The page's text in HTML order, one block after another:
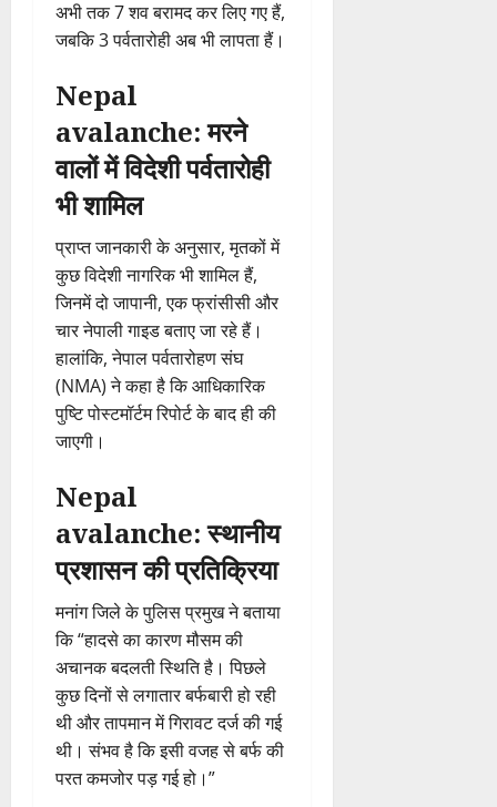
अभी तक 7 शव बरामद कर लिए गए हैं,
जबकि 3 पर्वतारोही अब भी लापता हैं।
Nepal
avalanche: मरने
वालों में विदेशी पर्वतारोही
भी शामिल
प्राप्त जानकारी के अनुसार, मृतकों में
कुछ विदेशी नागरिक भी शामिल हैं,
जिनमें दो जापानी, एक फ्रांसीसी और
चार नेपाली गाइड बताए जा रहे हैं।
हालांकि, नेपाल पर्वतारोहण संघ
(NMA) ने कहा है कि आधिकारिक
पुष्टि पोस्टमॉर्टम रिपोर्ट के बाद ही की
जाएगी।
Nepal
avalanche: स्थानीय
प्रशासन की प्रतिक्रिया
मनांग जिले के पुलिस प्रमुख ने बताया
कि “हादसे का कारण मौसम की
अचानक बदलती स्थिति है। पिछले
कुछ दिनों से लगातार बर्फबारी हो रही
थी और तापमान में गिरावट दर्ज की गई
थी। संभव है कि इसी वजह से बर्फ की
परत कमजोर पड़ गई हो।”